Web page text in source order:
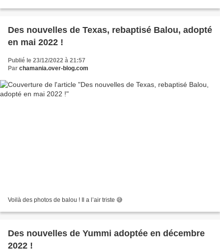
Des nouvelles de Texas, rebaptisé Balou, adopté
en mai 2022 !
Publié le 23/12/2022 à 21:57
Par chamania.over-blog.com
Voilà des photos de balou ! Il a l’air triste 😅
Des nouvelles de Yummi adoptée en décembre
2022 !